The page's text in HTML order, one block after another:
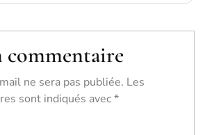
commentaire
ne sera pas publiée. Les
sont indiqués avec*